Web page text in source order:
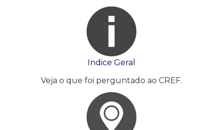
Indice Geral
Veja o que foi perguntado ao CREF.